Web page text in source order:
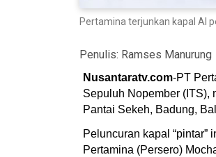
Pertamina terjunkan kapal AI
Penulis: Ramses Manurung
Nusantaratv.com-PT
Sepuluh Nopember (ITS),
Pantai Sekeh, Badung,
Peluncuran kapal
Pertamina (Persero)